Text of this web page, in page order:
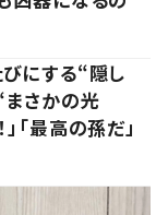
にする“隠し
まさかの光
「最高の孫だ」